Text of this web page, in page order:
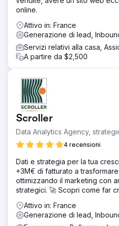
The Well Balanced Centre.
accattivanti utilizzando parole
aumentare il traffico.
progettato una campagna
fisioterapia per anziani.
dinamico e coinvolgente per
clienti dei clienti prenotare i
Risultato
510 parole chiave Abbiamo
chiave classificate per
88 lead generati 88 lead sono
mesi utilizzando PPC. £19,58
pubblicitaria) di £19,58 (media
novembre, dicembre, gennaio
SEO.
Vai alla
online.
Attivo in: France
Generazione di lead,
Servizi relativi alla casa,
A partire da $2,500
Scroller
Data Analytics Agency,
4 recensioni
Dati e strategia per la tua
+3M€ di fatturato a
ottimizzando il marketing con
strategici. 🚀 Scopri come far
Attivo in: France
Generazione di lead,